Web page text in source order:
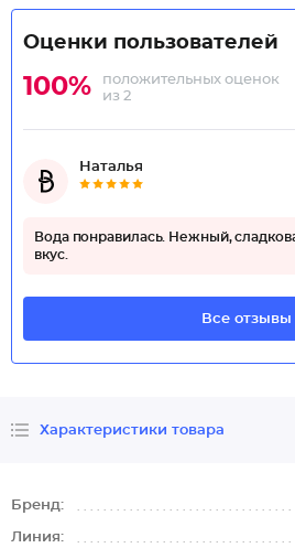
Оценки пользователей
100%
положительных оценок
из 2
Наталья
Вода понравилась. Нежный,
вкус.
Все отзывы
Характеристики товара
Бренд:
Линия: